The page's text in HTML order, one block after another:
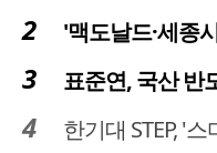
'맥도날드·세종시립박물
표준연, 국산 반도
한기대 STEP, '스마